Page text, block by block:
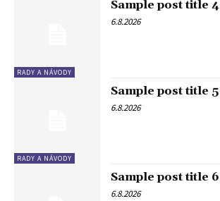
RADY A NÁVODY
Sample post title 4
6.8.2026
RADY A NÁVODY
Sample post title 5
6.8.2026
Sample post title 6
6.8.2026